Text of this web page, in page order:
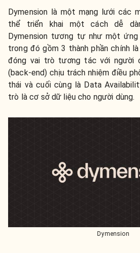
Dymension là một mạng lưới các
thể triển khai một cách dễ
Dymension tương tự như một
trong đó gồm 3 thành phần chính
đóng vai trò tương tác với người
(back-end) chịu trách nhiệm điều
thái và cuối cùng là Data
trò là cơ sở dữ liệu cho người dùng.
Dymension